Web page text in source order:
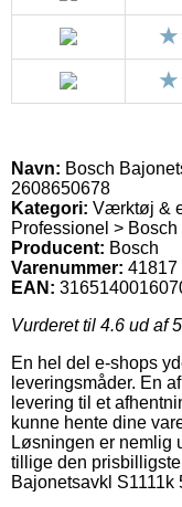
Navn: Bosch
2608650678
Kategori: Værktøj &
Professionel >
Producent: Bosch
Varenummer: 41817
EAN:
Vurderet til 4.6 ud af
En hel del e-shops
leveringsmåder. En
levering til et
kunne hente dine
Løsningen er nemlig
tillige den
Bajonetsavkl